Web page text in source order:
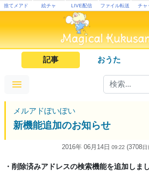
捨てメアド 絵チャ LIVE配信 ファイル転送 チャ
記事 おうた
メルアドぽいぽい
新機能追加のお知らせ
2016年 06月14日 09:22 (3708日
・削除済みアドレスの検索機能を追加しま